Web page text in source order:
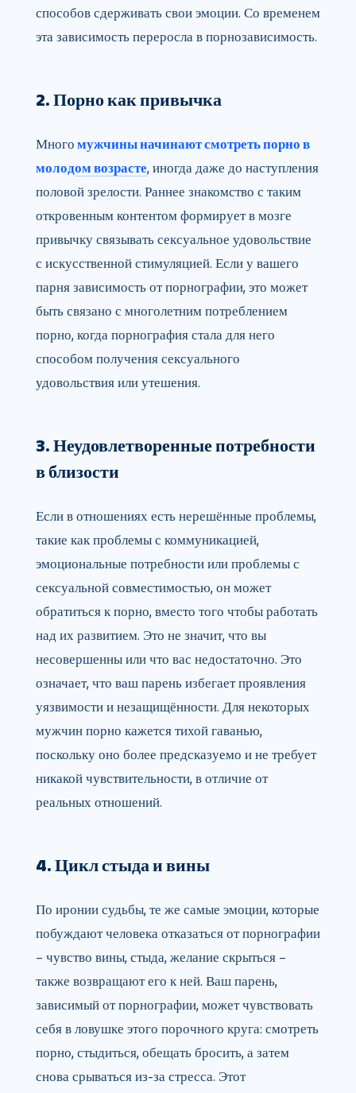
способов сдерживать свои эмоции. Со временем
эта зависимость переросла в порнозависимость.
2. Порно как привычка
Много мужчины начинают смотреть порно в
молодом возрасте, иногда даже до наступления
половой зрелости. Раннее знакомство с таким
откровенным контентом формирует в мозге
привычку связывать сексуальное удовольствие
с искусственной стимуляцией. Если у вашего
парня зависимость от порнографии, это может
быть связано с многолетним потреблением
порно, когда порнография стала для него
способом получения сексуального
удовольствия или утешения.
3. Неудовлетворенные потребности
в близости
Если в отношениях есть нерешённые проблемы,
такие как проблемы с коммуникацией,
эмоциональные потребности или проблемы с
сексуальной совместимостью, он может
обратиться к порно, вместо того чтобы работать
над их развитием. Это не значит, что вы
несовершенны или что вас недостаточно. Это
означает, что ваш парень избегает проявления
уязвимости и незащищённости. Для некоторых
мужчин порно кажется тихой гаванью,
поскольку оно более предсказуемо и не требует
никакой чувствительности, в отличие от
реальных отношений.
4. Цикл стыда и вины
По иронии судьбы, те же самые эмоции, которые
побуждают человека отказаться от порнографии
– чувство вины, стыда, желание скрыться –
также возвращают его к ней. Ваш парень,
зависимый от порнографии, может чувствовать
себя в ловушке этого порочного круга: смотреть
порно, стыдиться, обещать бросить, а затем
снова срываться из-за стресса. Этот